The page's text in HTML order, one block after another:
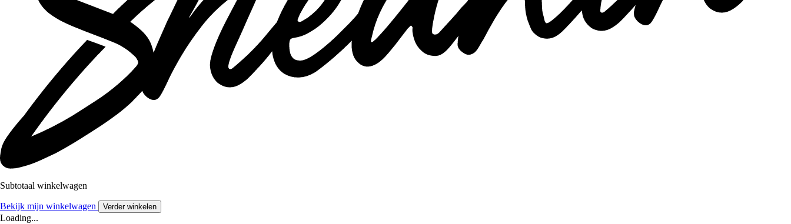
Subtotaal winkelwagen
Bekijk mijn winkelwagen Verder winkelen
Loading...